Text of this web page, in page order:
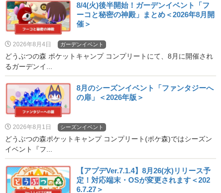
8/4(火)後半開始！ガーデンイベント「フ
ーコと秘密の神殿」まとめ＜2026年8月開
催＞
2026年8月4日 ガーデンイベント
どうぶつの森 ポケットキャンプ コンプリートにて、8月に開催され
るガーデンイ...
8月のシーズンイベント「ファンタジーへ
の扉」＜2026年版＞
2026年8月1日 シーズンイベント
どうぶつの森ポケットキャンプ コンプリート(ポケ森)ではシーズン
イベント『フ...
【アプデVer.7.1.4】8月26(水)リリース予
定！対応端末・OSが変更されます＜202
6.7.27＞